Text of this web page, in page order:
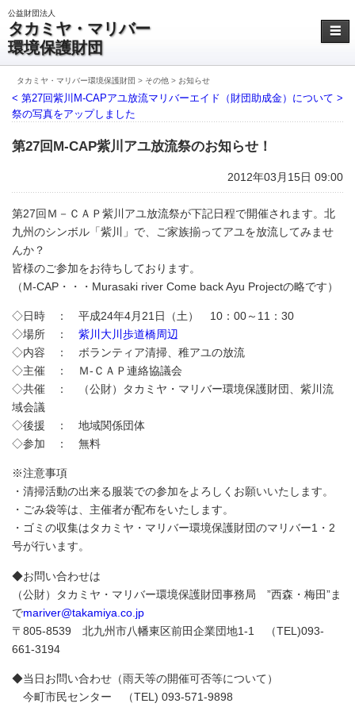
公益財団法人
タカミヤ・マリバー
環境保護財団
タカミヤ・マリバー環境保護財団 > その他 > お知らせ
マリバーエイド（財団助成金）について >
< 第27回紫川M-CAPアユ放流
祭の写真をアップしました
第27回M-CAP紫川アユ放流祭のお知らせ！
2012年03月15日 09:00
第27回Ｍ－ＣＡＰ紫川アユ放流祭が下記日程で開催されます。北
九州のシンボル「紫川」で、ご家族揃ってアユを放流してみませ
んか？
皆様のご参加をお待ちしております。
（M-CAP・・・Murasaki river Come back Ayu Projectの略です）
◇日時 ： 平成24年4月21日（土） 10：00～11：30
◇場所 ： 紫川大川歩道橋周辺
◇内容 ： ボランティア清掃、稚アユの放流
◇主催 ： Ｍ-ＣＡＰ連絡協議会
◇共催 ： （公財）タカミヤ・マリバー環境保護財団、紫川流
域会議
◇後援 ： 地域関係団体
◇参加 ： 無料
※注意事項
・清掃活動の出来る服装での参加をよろしくお願いいたします。
・ごみ袋等は、主催者が配布をいたします。
・ゴミの収集はタカミヤ・マリバー環境保護財団のマリバー1・2
号が行います。
◆お問い合わせは
（公財）タカミヤ・マリバー環境保護財団事務局 ”西森・梅田”ま
でmariver@takamiya.co.jp
〒805-8539 北九州市八幡東区前田企業団地1-1 （TEL)093-
661-3194
◆当日お問い合わせ（雨天等の開催可否等について）
今町市民センター （TEL) 093-571-9898
☰